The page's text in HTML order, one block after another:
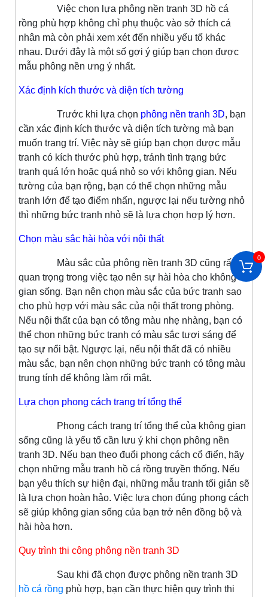
Việc chọn lựa phông nền tranh 3D hồ cá
rồng phù hợp không chỉ phụ thuộc vào sở thích cá
nhân mà còn phải xem xét đến nhiều yếu tố khác
nhau. Dưới đây là một số gợi ý giúp bạn chọn được
mẫu phông nền ưng ý nhất.
Xác định kích thước và diện tích tường
Trước khi lựa chọn phông nền tranh 3D, bạn
cần xác định kích thước và diện tích tường mà bạn
muốn trang trí. Việc này sẽ giúp bạn chọn được mẫu
tranh có kích thước phù hợp, tránh tình trạng bức
tranh quá lớn hoặc quá nhỏ so với không gian. Nếu
tường của bạn rộng, bạn có thể chọn những mẫu
tranh lớn để tạo điểm nhấn, ngược lại nếu tường nhỏ
thì những bức tranh nhỏ sẽ là lựa chọn hợp lý hơn.
Chọn màu sắc hài hòa với nội thất
Màu sắc của phông nền tranh 3D cũng rất
quan trọng trong việc tạo nên sự hài hòa cho không
gian sống. Bạn nên chọn màu sắc của bức tranh sao
cho phù hợp với màu sắc của nội thất trong phòng.
Nếu nội thất của bạn có tông màu nhẹ nhàng, bạn có
thể chọn những bức tranh có màu sắc tươi sáng để
tạo sự nổi bật. Ngược lại, nếu nội thất đã có nhiều
màu sắc, bạn nên chọn những bức tranh có tông màu
trung tính để không làm rối mắt.
Lựa chọn phong cách trang trí tổng thể
Phong cách trang trí tổng thể của không gian
sống cũng là yếu tố cần lưu ý khi chọn phông nền
tranh 3D. Nếu bạn theo đuổi phong cách cổ điển, hãy
chọn những mẫu tranh hồ cá rồng truyền thống. Nếu
bạn yêu thích sự hiện đại, những mẫu tranh tối giản sẽ
là lựa chọn hoàn hảo. Việc lựa chọn đúng phong cách
sẽ giúp không gian sống của bạn trở nên đồng bộ và
hài hòa hơn.
Quy trình thi công phông nền tranh 3D
Sau khi đã chọn được phông nền tranh 3D
hồ cá rồng phù hợp, bạn cần thực hiện quy trình thi
0